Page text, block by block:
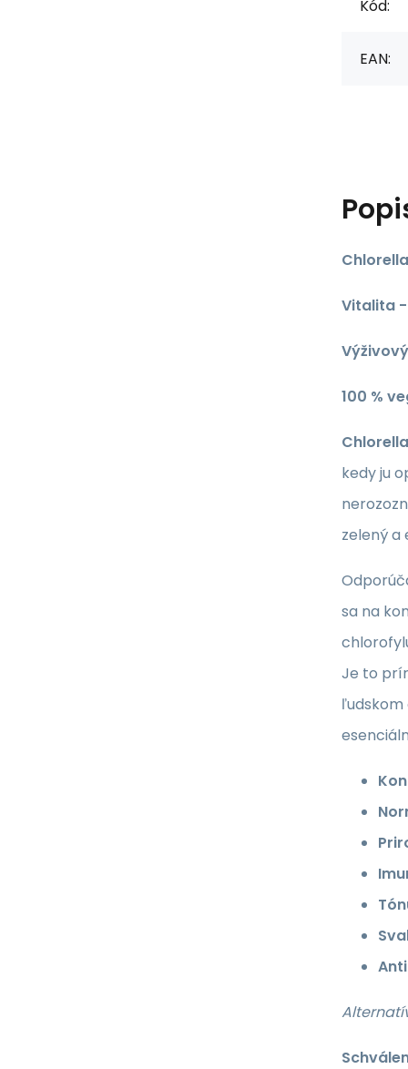
Kód:
EAN:
Vitalita
100 %
Chlorella
kedy ju
zelený
sa na
Je to
ľudskom